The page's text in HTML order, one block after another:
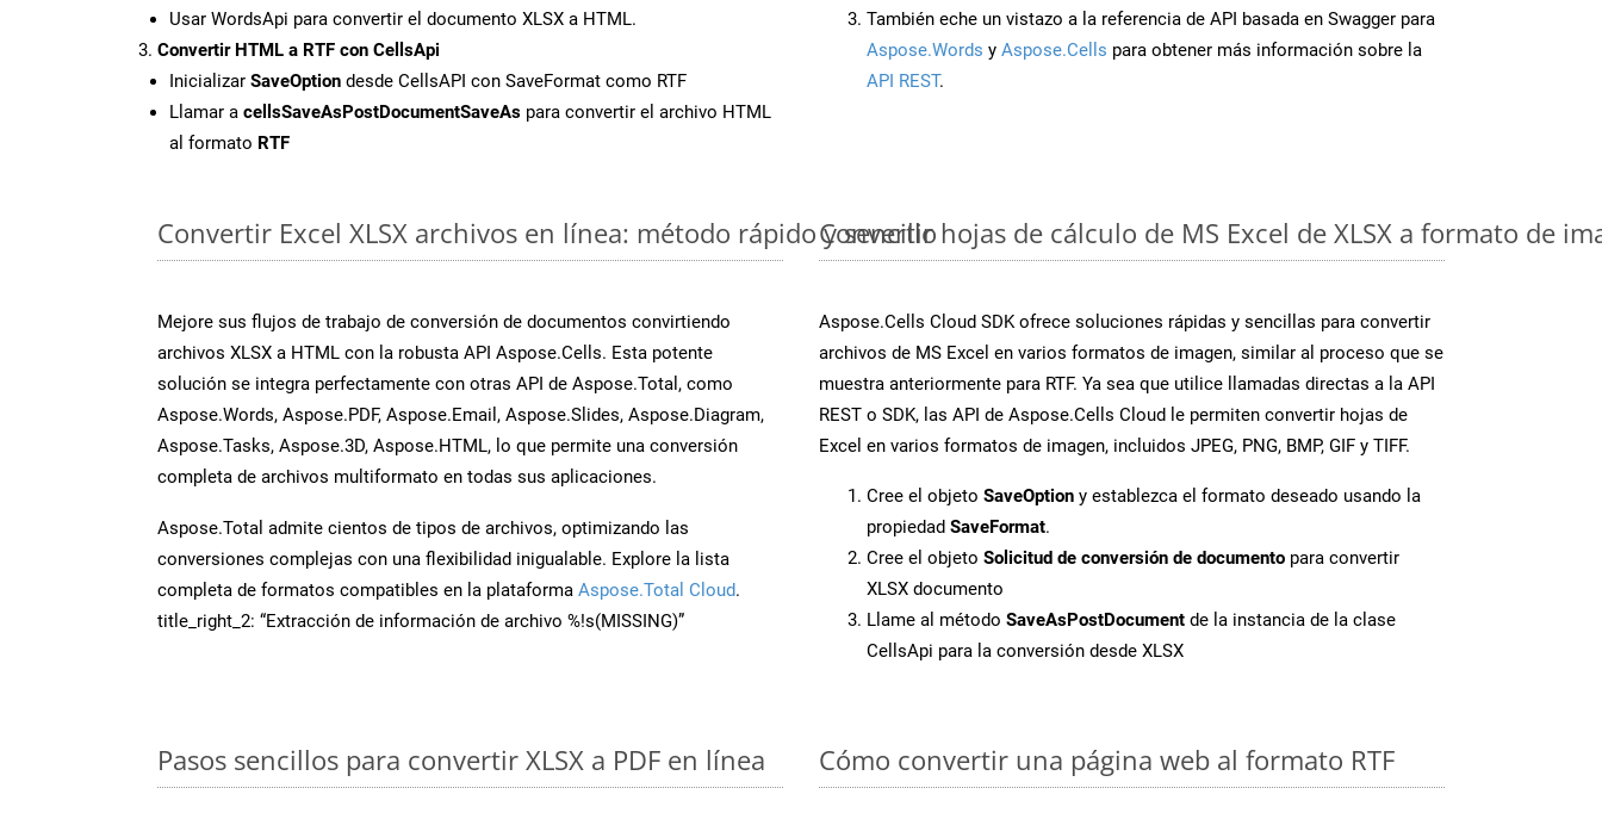
Usar WordsApi para convertir el documento XLSX a HTML.
Convertir HTML a RTF con CellsApi
Inicializar SaveOption desde CellsAPI con SaveFormat como RTF
Llamar a cellsSaveAsPostDocumentSaveAs para convertir el archivo HTML
al formato RTF
También eche un vistazo a la referencia de API basada en Swagger para
Aspose.Words y Aspose.Cells para obtener más información sobre la
API REST.
Convertir Excel XLSX archivos en línea: método rápido y sencillo
Mejore sus flujos de trabajo de conversión de documentos convirtiendo
archivos XLSX a HTML con la robusta API Aspose.Cells. Esta potente
solución se integra perfectamente con otras API de Aspose.Total, como
Aspose.Words, Aspose.PDF, Aspose.Email, Aspose.Slides, Aspose.Diagram,
Aspose.Tasks, Aspose.3D, Aspose.HTML, lo que permite una conversión
completa de archivos multiformato en todas sus aplicaciones.
Aspose.Total admite cientos de tipos de archivos, optimizando las
conversiones complejas con una flexibilidad inigualable. Explore la lista
completa de formatos compatibles en la plataforma Aspose.Total Cloud.
title_right_2: “Extracción de información de archivo %!s(MISSING)”
Convertir hojas de cálculo de MS Excel de XLSX a formato de
Aspose.Cells Cloud SDK ofrece soluciones rápidas y sencillas para convertir
archivos de MS Excel en varios formatos de imagen, similar al proceso que se
muestra anteriormente para RTF. Ya sea que utilice llamadas directas a la API
REST o SDK, las API de Aspose.Cells Cloud le permiten convertir hojas de
Excel en varios formatos de imagen, incluidos JPEG, PNG, BMP, GIF y TIFF.
Cree el objeto SaveOption y establezca el formato deseado usando la
propiedad SaveFormat.
Cree el objeto Solicitud de conversión de documento para convertir
XLSX documento
Llame al método SaveAsPostDocument de la instancia de la clase
CellsApi para la conversión desde XLSX
Pasos sencillos para convertir XLSX a PDF en línea Cómo convertir una página web al formato RTF